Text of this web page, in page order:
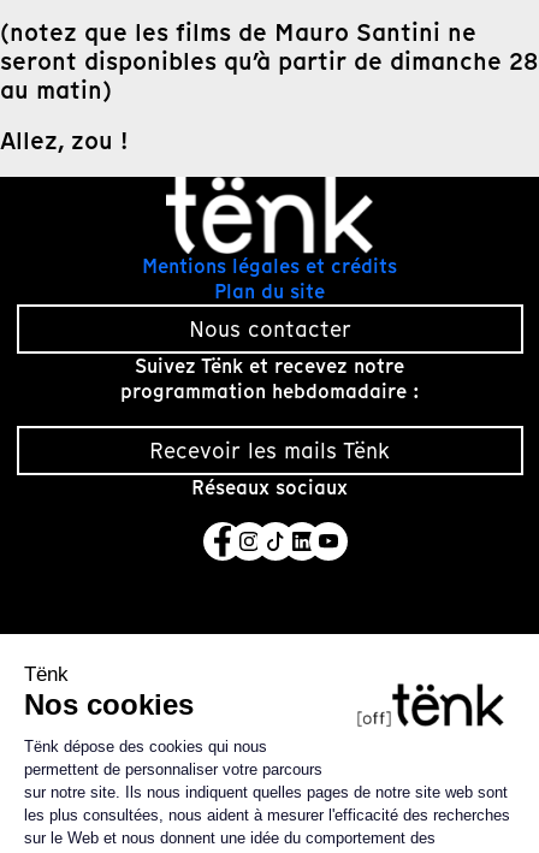
(notez que les films de Mauro Santini ne
seront disponibles qu’à partir de dimanche 28
au matin)
Allez, zou !
Mentions légales et crédits
Plan du site
Nous contacter
Suivez Tënk et recevez notre
programmation hebdomadaire :
Recevoir les mails Tënk
Réseaux sociaux